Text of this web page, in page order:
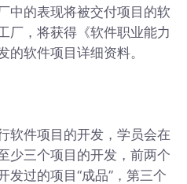
中的表现将被交付项目的软
厂，将获得《软件职业能力
的软件项目详细资料。
软件项目的开发，学员会在
少三个项目的开发，前两个
发过的项目“成品”，第三个